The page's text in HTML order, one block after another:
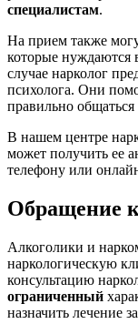
специалистам.
На прием также
которые нуждаются
случае нарколог
психолога. Они
правильно
В нашем центре
может получить ее
телефону или
Обращение
Алкоголики и
наркологическую
консультацию
ограниченный
назначить лечение